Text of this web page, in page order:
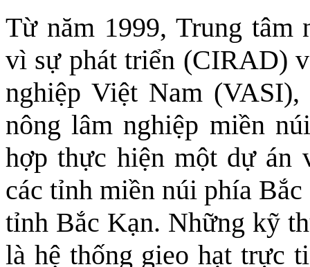
Từ năm 1999, Trung tâm
vì sự phát triển (CIRAD)
nghiệp Việt Nam
nông lâm nghiệp miền
hợp thực hiện một dự án
các tỉnh miền núi phía
tỉnh Bắc Kạn. Những kỹ
là hệ thống gieo hạt trực